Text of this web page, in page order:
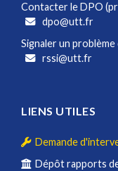
Contacter le DPO
dpo@utt.fr
Signaler un
rssi@utt.fr
LIENS UTILES
Demande
Dépôt rapports de